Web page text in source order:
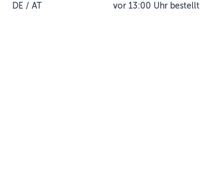
DE / AT vor 13:00 Uhr bestellt